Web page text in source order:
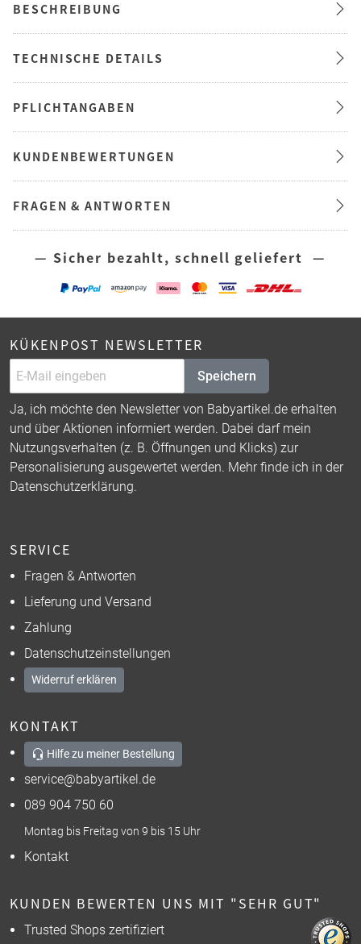
BESCHREIBUNG
TECHNISCHE DETAILS
PFLICHTANGABEN
KUNDENBEWERTUNGEN
FRAGEN & ANTWORTEN
— Sicher bezahlt, schnell geliefert —
KÜKENPOST NEWSLETTER
Speichern
Ja, ich möchte den Newsletter von Babyartikel.de erhalten
und über Aktionen informiert werden. Dabei darf mein
Nutzungsverhalten (z. B. Öffnungen und Klicks) zur
Personalisierung ausgewertet werden. Mehr finde ich in der
Datenschutzerklärung.
SERVICE
Fragen & Antworten
Lieferung und Versand
Zahlung
Datenschutzeinstellungen
Widerruf erklären
KONTAKT
Hilfe zu meiner Bestellung
service@babyartikel.de
089 904 750 60
Montag bis Freitag von 9 bis 15 Uhr
Kontakt
KUNDEN BEWERTEN UNS MIT "SEHR GUT"
Trusted Shops zertifiziert